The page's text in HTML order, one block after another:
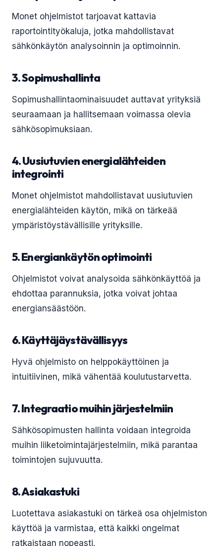
Monet ohjelmistot tarjoavat kattavia
raportointityökaluja, jotka mahdollistavat
sähkönkäytön analysoinnin ja optimoinnin.
3. Sopimushallinta
Sopimushallintaominaisuudet auttavat yrityksiä
seuraamaan ja hallitsemaan voimassa olevia
sähkösopimuksiaan.
4. Uusiutuvien energialähteiden
integrointi
Monet ohjelmistot mahdollistavat uusiutuvien
energialähteiden käytön, mikä on tärkeää
ympäristöystävällisille yrityksille.
5. Energiankäytön optimointi
Ohjelmistot voivat analysoida sähkönkäyttöä ja
ehdottaa parannuksia, jotka voivat johtaa
energiansäästöön.
6. Käyttäjäystävällisyys
Hyvä ohjelmisto on helppokäyttöinen ja
intuitiivinen, mikä vähentää koulutustarvetta.
7. Integraatio muihin järjestelmiin
Sähkösopimusten hallinta voidaan integroida
muihin liiketoimintajärjestelmiin, mikä parantaa
toimintojen sujuvuutta.
8. Asiakastuki
Luotettava asiakastuki on tärkeä osa ohjelmiston
käyttöä ja varmistaa, että kaikki ongelmat
ratkaistaan nopeasti.